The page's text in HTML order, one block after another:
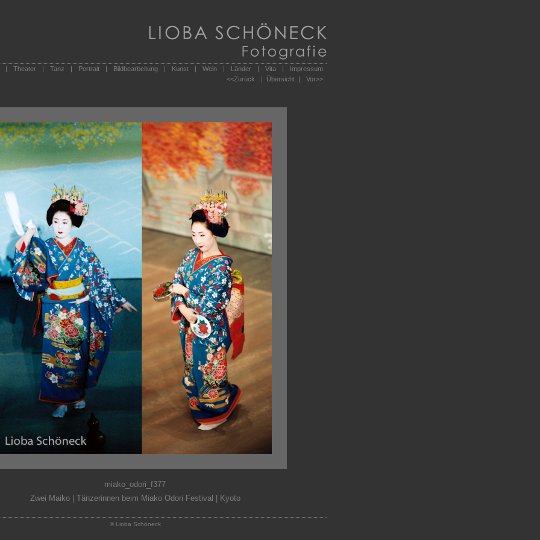
Impressum
|
Vita
|
Länder
|
Wein
|
Kunst
|
Bildbearbeitung
|
Portrait
|
Tanz
|
Theater
|
Vor>>
| Übersicht |
<<Zurück
miako_odori_f377
Zwei Maiko | Tänzerinnen beim Miako Odori Festival | Kyoto
© Lioba Schöneck